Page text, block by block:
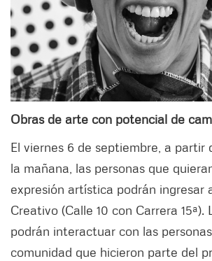
Obras de arte con potencial de
El viernes 6 de septiembre, a partir
la mañana, las personas que
expresión artística podrán ingresar
Creativo (Calle 10 con Carrera 15ª).
podrán interactuar con las
comunidad que hicieron parte del